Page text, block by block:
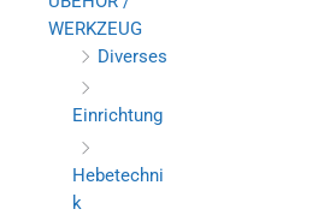
WERKZEUG
Diverses
Einrichtung
Hebetechni
k